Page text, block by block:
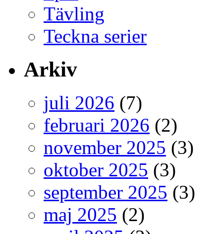
Tävling
Teckna serier
Arkiv
juli 2026 (7)
februari 2026 (2)
november 2025 (3)
oktober 2025 (3)
september 2025 (3)
maj 2025 (2)